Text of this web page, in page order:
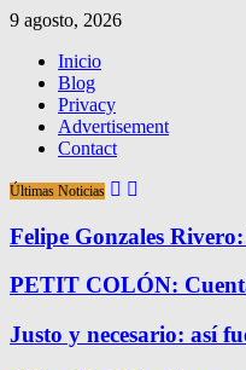
9 agosto, 2026
Inicio
Blog
Privacy
Advertisement
Contact
Últimas Noticias
Felipe Gonzales
PETIT COLÓN:
Justo y necesario: así